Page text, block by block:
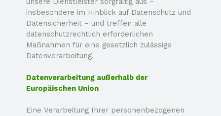
insbesondere im Hinblick auf Datenschutz und
Datensicherheit – und treffen alle
datenschutzrechtlich erforderlichen
Maßnahmen für eine gesetzlich zulässige
Datenverarbeitung.
Datenverarbeitung außerhalb der
Europäischen Union
Eine Verarbeitung Ihrer personenbezogenen